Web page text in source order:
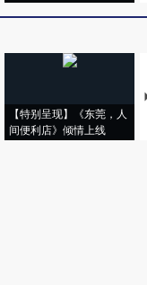
【特别呈现】《东莞，人
间便利店》倾情上线